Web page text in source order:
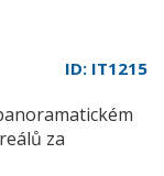
ID: IT1215
za